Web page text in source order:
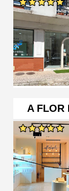
A FLOR